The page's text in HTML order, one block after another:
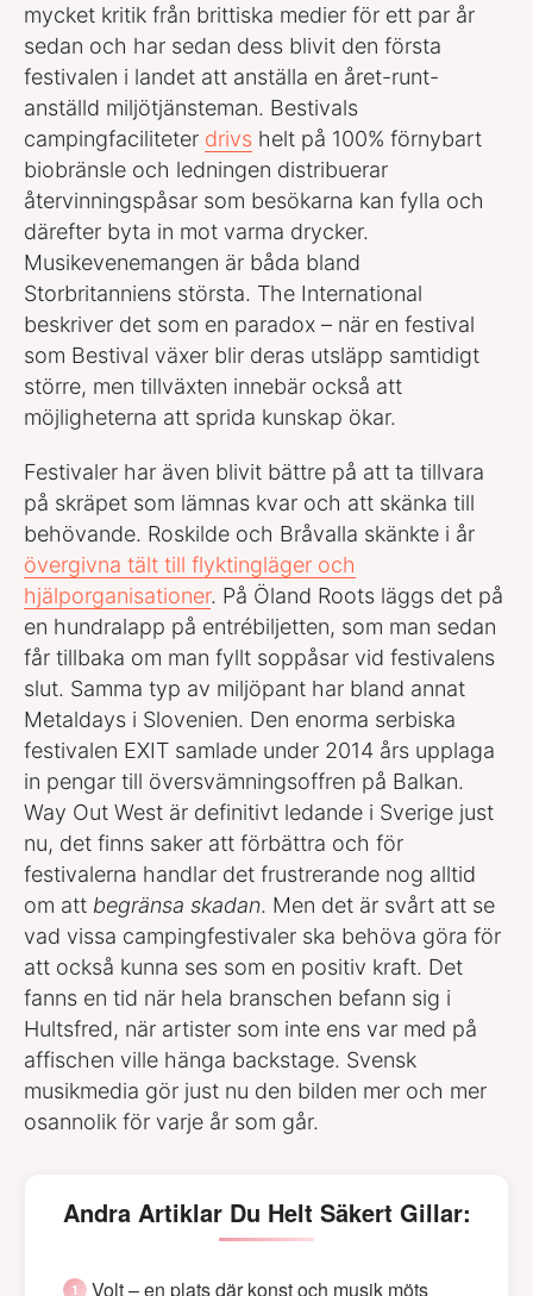
mycket kritik från brittiska medier för ett par år
sedan och har sedan dess blivit den första
festivalen i landet att anställa en året-runt-
anställd miljötjänsteman. Bestivals
campingfaciliteter drivs helt på 100% förnybart
biobränsle och ledningen distribuerar
återvinningspåsar som besökarna kan fylla och
därefter byta in mot varma drycker.
Musikevenemangen är båda bland
Storbritanniens största. The International
beskriver det som en paradox – när en festival
som Bestival växer blir deras utsläpp samtidigt
större, men tillväxten innebär också att
möjligheterna att sprida kunskap ökar.
Festivaler har även blivit bättre på att ta tillvara
på skräpet som lämnas kvar och att skänka till
behövande. Roskilde och Bråvalla skänkte i år
övergivna tält till flyktingläger och
hjälporganisationer. På Öland Roots läggs det på
en hundralapp på entrébiljetten, som man sedan
får tillbaka om man fyllt soppåsar vid festivalens
slut. Samma typ av miljöpant har bland annat
Metaldays i Slovenien. Den enorma serbiska
festivalen EXIT samlade under 2014 års upplaga
in pengar till översvämningsoffren på Balkan.
Way Out West är definitivt ledande i Sverige just
nu, det finns saker att förbättra och för
festivalerna handlar det frustrerande nog alltid
om att begränsa skadan. Men det är svårt att se
vad vissa campingfestivaler ska behöva göra för
att också kunna ses som en positiv kraft. Det
fanns en tid när hela branschen befann sig i
Hultsfred, när artister som inte ens var med på
affischen ville hänga backstage. Svensk
musikmedia gör just nu den bilden mer och mer
osannolik för varje år som går.
Andra Artiklar Du Helt Säkert Gillar:
Volt – en plats där konst och musik möts